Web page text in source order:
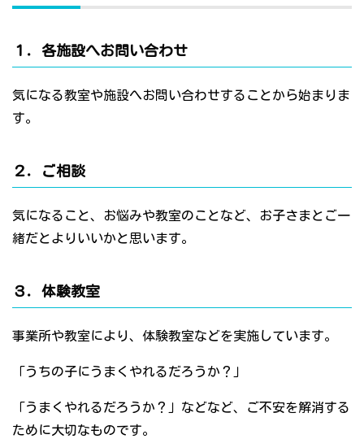
１．各施設へお問い合わせ
気になる教室や施設へお問い合わせすることから始まりま
す。
２．ご相談
気になること、お悩みや教室のことなど、お子さまとご一
緒だとよりいいかと思います。
３．体験教室
事業所や教室により、体験教室などを実施しています。
「うちの子にうまくやれるだろうか？」
「うまくやれるだろうか？」などなど、ご不安を解消する
ために大切なものです。